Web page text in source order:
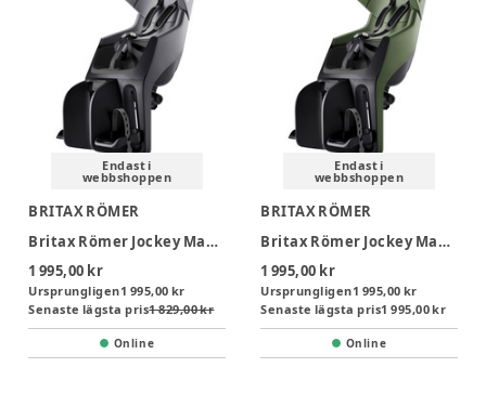
Endast i
webbshoppen
BRITAX RÖMER
Britax Römer Jockey Maxi Cykelsits - Mineral Grey
1 995,00 kr
Ursprungligen1 995,00 kr
Senaste lägsta pris1 829,00 kr
Online
Endast i
webbshoppen
BRITAX RÖMER
Britax Römer Jockey Maxi Cykelsits - Urban Olive
1 995,00 kr
Ursprungligen1 995,00 kr
Senaste lägsta pris1 995,00 kr
Online